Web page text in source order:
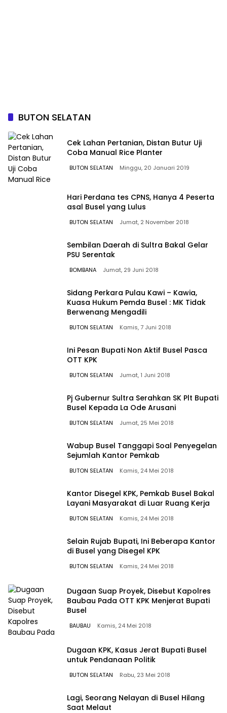
BUTON SELATAN
Cek Lahan Pertanian, Distan Butur Uji
Coba Manual Rice Planter
BUTON SELATAN Minggu, 20 Januari 2019
Hari Perdana tes CPNS, Hanya 4 Peserta
asal Busel yang Lulus
BUTON SELATAN Jumat, 2 November 2018
Sembilan Daerah di Sultra Bakal Gelar
PSU Serentak
BOMBANA Jumat, 29 Juni 2018
Sidang Perkara Pulau Kawi – Kawia,
Kuasa Hukum Pemda Busel : MK Tidak
Berwenang Mengadili
BUTON SELATAN Kamis, 7 Juni 2018
Ini Pesan Bupati Non Aktif Busel Pasca
OTT KPK
BUTON SELATAN Jumat, 1 Juni 2018
Pj Gubernur Sultra Serahkan SK Plt Bupati
Busel Kepada La Ode Arusani
BUTON SELATAN Jumat, 25 Mei 2018
Wabup Busel Tanggapi Soal Penyegelan
Sejumlah Kantor Pemkab
BUTON SELATAN Kamis, 24 Mei 2018
Kantor Disegel KPK, Pemkab Busel Bakal
Layani Masyarakat di Luar Ruang Kerja
BUTON SELATAN Kamis, 24 Mei 2018
Selain Rujab Bupati, Ini Beberapa Kantor
di Busel yang Disegel KPK
BUTON SELATAN Kamis, 24 Mei 2018
Dugaan Suap Proyek, Disebut Kapolres
Baubau Pada OTT KPK Menjerat Bupati
Busel
BAUBAU Kamis, 24 Mei 2018
Dugaan KPK, Kasus Jerat Bupati Busel
untuk Pendanaan Politik
BUTON SELATAN Rabu, 23 Mei 2018
Lagi, Seorang Nelayan di Busel Hilang
Saat Melaut